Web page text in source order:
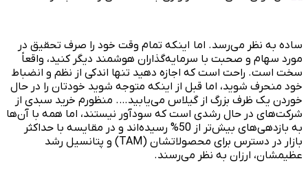
ساده به نظر می‌رسد. اما اینکه تمام وقت خود را صرف تحقیق در
مورد سهام و صحبت با سرمایه‌گذاران هوشمند دیگر کنید، واقعاً
سخت است. راحت است که اجازه دهید تنها اندکی از نظم و انضباط
خود منحرف شوید، اما قبل از اینکه متوجه شوید خودتان را در حال
خوردن یک ظرف بزرگ از گیلاس می‌یابید…. منظورم خرید سبدی از
شرکت‌های در حال رشدی است که سودآور نیستند، اما همه با آن‌ها
به بازدهی‌های بیش‌تر از 50% رسیده‌اند و در مقایسه با حداکثر
بازار در دسترس برای محصولاتشان (TAM) و پتانسیل رشد
عظیمشان، ارزان‌ به نظر می‌رسند.